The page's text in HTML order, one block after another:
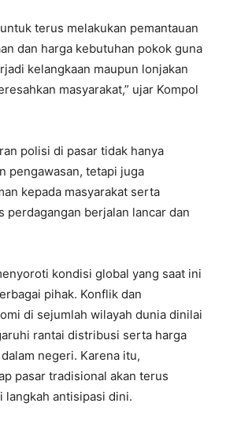
terus melakukan pemantauan
dan harga kebutuhan pokok guna
kelangkaan maupun lonjakan
masyarakat,” ujar Kompol
polisi di pasar tidak hanya
pengawasan, tetapi juga
kepada masyarakat serta
perdagangan berjalan lancar dan
kondisi global yang saat ini
pihak. Konflik dan
di sejumlah wilayah dunia dinilai
rantai distribusi serta harga
negeri. Karena itu,
pasar tradisional akan terus
langkah antisipasi dini.